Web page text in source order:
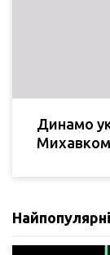
Динамо